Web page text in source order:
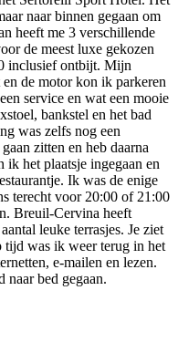
naar binnen gegaan om
heeft me 3 verschillende
de meest luxe gekozen
inclusief ontbijt. Mijn
de motor kon ik parkeren
service en wat een mooie
bankstel en het bad
was zelfs nog een
zitten en heb daarna
ik het plaatsje ingegaan en
Ik was de enige
terecht voor 20:00 of 21:00
Breuil-Cervina heeft
leuke terrasjes. Je ziet
tijd was ik weer terug in het
e-mailen en lezen.
naar bed gegaan.